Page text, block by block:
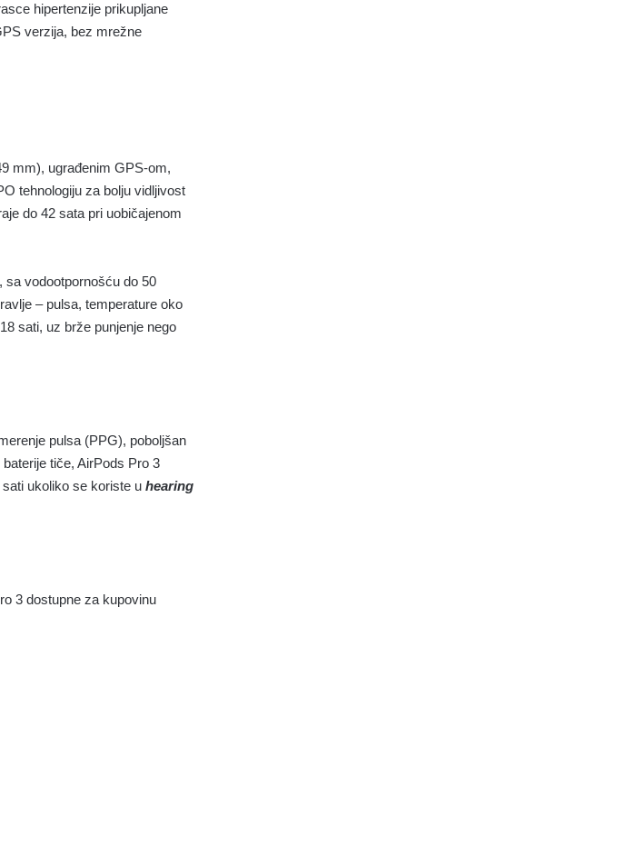
hipertenzije prikupljane
verzija, bez mrežne
mm), ugrađenim GPS-om,
tehnologiju za bolju vidljivost
do 42 sata pri uobičajenom
sa vodootpornošću do 50
– pulsa, temperature oko
sati, uz brže punjenje nego
pulsa (PPG), poboljšan
tiče, AirPods Pro 3
ukoliko se koriste u hearing
3 dostupne za kupovinu